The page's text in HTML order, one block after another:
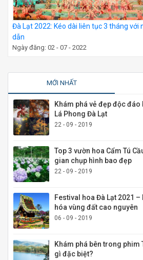
Đà Lạt 2022: Kéo dài liên tục 3 tháng với
dẫn
Ngày đăng: 02 - 07 - 2022
MỚI NHẤT
Khám phá vẻ đẹp độc
Lá Phong Đà Lạt
22 - 09 - 2019
Top 3 vườn hoa Cẩm Tú
gian chụp hình bao đẹp
22 - 09 - 2019
Festival hoa Đà Lạt 2021
hóa vùng đất cao nguyên
06 - 09 - 2019
Khám phá bên trong
gì đặc biệt?